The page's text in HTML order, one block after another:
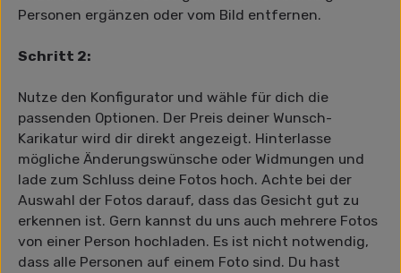
Personen ergänzen oder vom Bild entfernen.
Schritt 2:
Nutze den Konfigurator und wähle für dich die
passenden Optionen. Der Preis deiner Wunsch-
Karikatur wird dir direkt angezeigt. Hinterlasse
mögliche Änderungswünsche oder Widmungen und
lade zum Schluss deine Fotos hoch. Achte bei der
Auswahl der Fotos darauf, dass das Gesicht gut zu
erkennen ist. Gern kannst du uns auch mehrere Fotos
von einer Person hochladen. Es ist nicht notwendig,
dass alle Personen auf einem Foto sind. Du hast